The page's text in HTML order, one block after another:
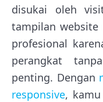
disukai oleh
tampilan
profesional
perangkat
penting. Dengan
responsive,